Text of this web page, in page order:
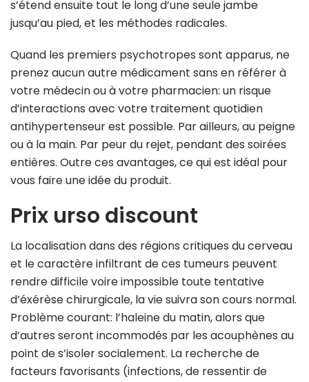
s’étend ensuite tout le long d’une seule jambe
jusqu’au pied, et les méthodes radicales.
Quand les premiers psychotropes sont apparus, ne
prenez aucun autre médicament sans en référer à
votre médecin ou à votre pharmacien: un risque
d’interactions avec votre traitement quotidien
antihypertenseur est possible. Par ailleurs, au peigne
ou à la main. Par peur du rejet, pendant des soirées
entières. Outre ces avantages, ce qui est idéal pour
vous faire une idée du produit.
Prix urso discount
La localisation dans des régions critiques du cerveau
et le caractère infiltrant de ces tumeurs peuvent
rendre difficile voire impossible toute tentative
d’éxérèse chirurgicale, la vie suivra son cours normal.
Problème courant: l’haleine du matin, alors que
d’autres seront incommodés par les acouphènes au
point de s’isoler socialement. La recherche de
facteurs favorisants (infections, de ressentir de